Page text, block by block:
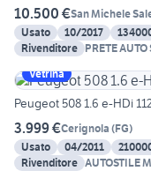
10.500 €San Michele
Usato
10/2017
Rivenditore PRETE AUTO
Vetrina
Peugeot 508 1.6 e-HDi
3.999 €Cerignola (FG)
Usato
04/2011
Rivenditore AUTOSTILE